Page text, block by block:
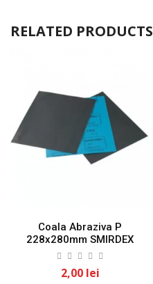
RELATED PRODUCTS
Coala Abraziva P
228x280mm SMIRDEX
2,00 lei